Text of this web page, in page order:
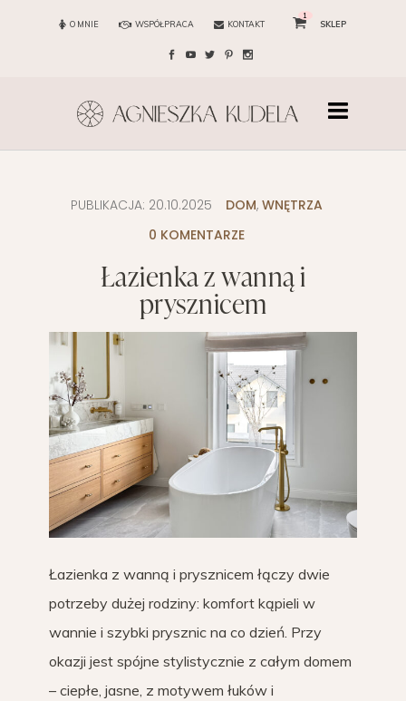
O MNIE WSPÓŁPRACA KONTAKT
1
SKLEP
PUBLIKACJA: 20.10.2025 DOM, WNĘTRZA
0 KOMENTARZE
Łazienka z wanną i
prysznicem
Łazienka z wanną i prysznicem łączy dwie
potrzeby dużej rodziny: komfort kąpieli w
wannie i szybki prysznic na co dzień. Przy
okazji jest spójne stylistycznie z całym domem
– ciepłe, jasne, z motywem łuków i